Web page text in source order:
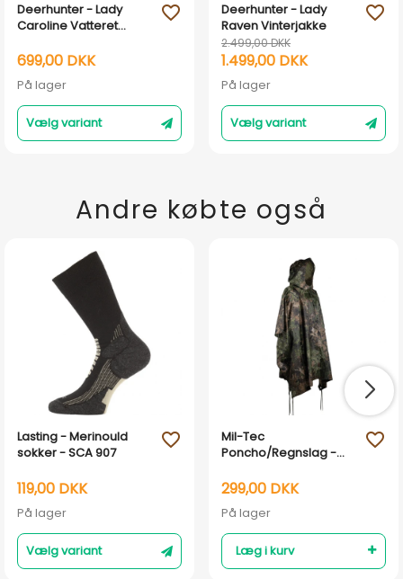
Deerhunter - Lady
Caroline Vatteret
699,00 DKK
På lager
Vælg variant
favorite_outline
Deerhunter - Lady
Raven Vinterjakke
2.499,00 DKK
1.499,00 DKK
På lager
Vælg variant
favorite_outline
Andre købte også
Lasting - Merinould
sokker - SCA 907
119,00 DKK
På lager
Vælg variant
favorite_outline
Mil-Tec
Poncho/Regnslag -
Z3A Camouflage
299,00 DKK
På lager
Læg i kurv
favorite_outline